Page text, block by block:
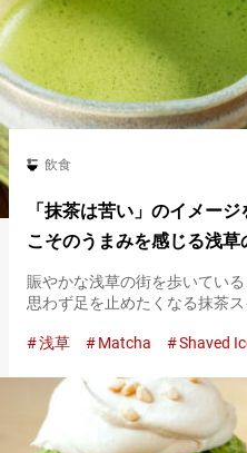
飲食
「抹茶は苦い」のイメー
こそのうまみを感じる浅草
賑やかな浅草の街を歩いてい
思わず足を止めたくなる抹茶
しかし、素材選びにこだわり
浅草 Matcha Shaved